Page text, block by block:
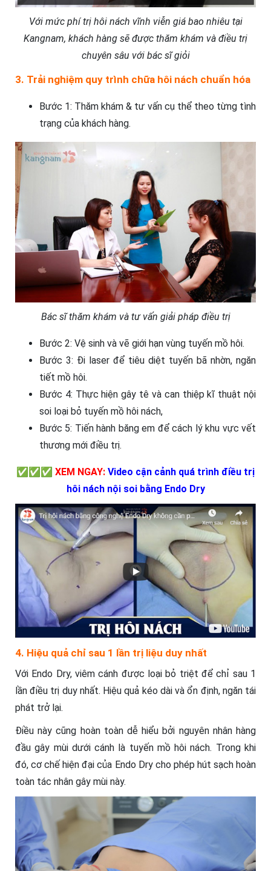
Với mức phí trị hôi nách vĩnh viễn giá bao nhiêu tại
Kangnam, khách hàng sẽ được thăm khám và điều trị
chuyên sâu với bác sĩ giỏi
3. Trải nghiệm quy trình chữa hôi nách chuẩn hóa
Bước 1: Thăm khám & tư vấn cụ thể theo từng tình
trạng của khách hàng.
Bác sĩ thăm khám và tư vấn giải pháp điều trị
Bước 2: Vệ sinh và vẽ giới hạn vùng tuyến mồ hôi.
Bước 3: Đi laser để tiêu diệt tuyến bã nhờn, ngăn
tiết mồ hôi.
Bước 4: Thực hiện gây tê và can thiệp kĩ thuật nội
soi loại bỏ tuyến mồ hôi nách,
Bước 5: Tiến hành băng em để cách lý khu vực vết
thương mới điều trị.
✅✅✅ XEM NGAY: Video cận cảnh quá trình điều trị
hôi nách nội soi bằng Endo Dry
4. Hiệu quả chỉ sau 1 lần trị liệu duy nhất
Với Endo Dry, viêm cánh được loại bỏ triệt để chỉ sau 1
lần điều trị duy nhất. Hiệu quả kéo dài và ổn định, ngăn tái
phát trở lại.
Điều này cũng hoàn toàn dễ hiểu bởi nguyên nhân hàng
đầu gây mùi dưới cánh là tuyến mồ hôi nách. Trong khi
đó, cơ chế hiện đại của Endo Dry cho phép hút sạch hoàn
toàn tác nhân gây mùi này.